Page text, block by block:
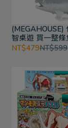
(MEGAHOUSE)
智桌遊 買一整條
帝王鮭 趣味拼圖
NT$479NT$599